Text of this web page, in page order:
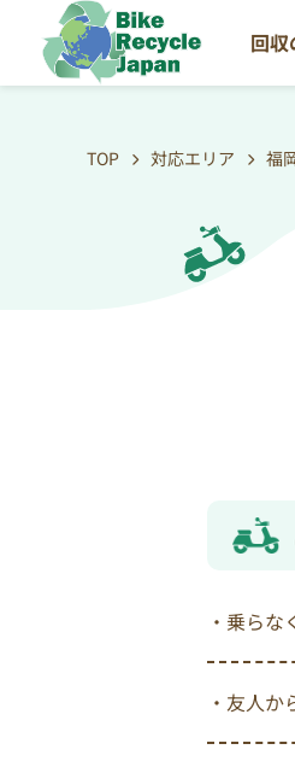
回
TOP 対応エリア 福
・乗ら
・友人